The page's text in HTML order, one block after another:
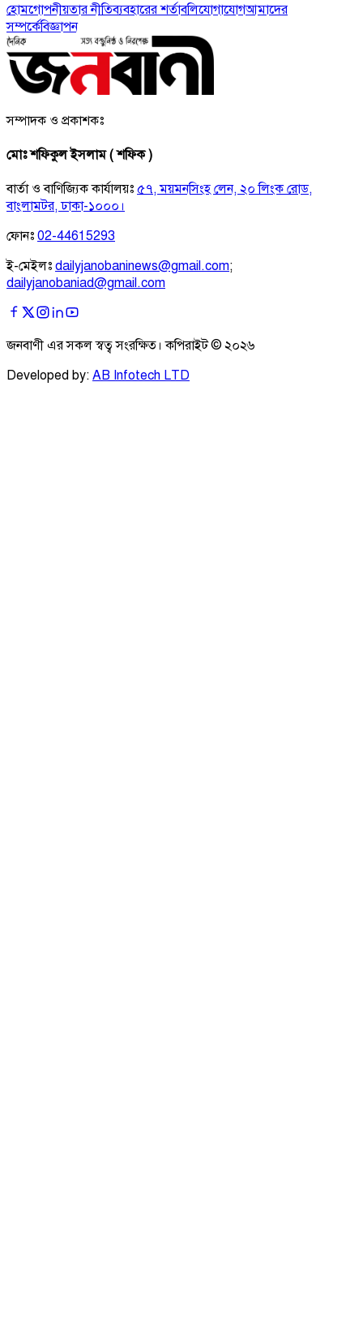
হোমগোপনীয়তার নীতিব্যবহারের শর্তাবলিযোগাযোগআমাদের
সম্পর্কেবিজ্ঞাপন
সম্পাদক ও প্রকাশকঃ
মোঃ শফিকুল ইসলাম ( শফিক )
বার্তা ও বাণিজ্যিক কার্যালয়ঃ ৫৭, ময়মনসিংহ লেন, ২০ লিংক রোড,
বাংলামটর, ঢাকা-১০০০।
ফোনঃ 02-44615293
ই-মেইলঃ dailyjanobaninews@gmail.com;
dailyjanobaniad@gmail.com
জনবাণী এর সকল স্বত্ব সংরক্ষিত। কপিরাইট © ২০২৬
Developed by: AB Infotech LTD